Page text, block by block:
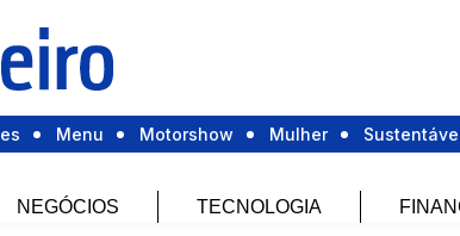
Menu Motorshow Mulher
NEGÓCIOS TECNOLOGIA